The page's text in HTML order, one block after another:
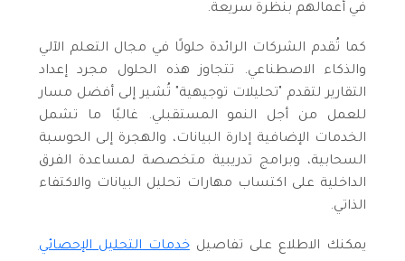
في أعمالهم بنظرة سريعة.
كما تُقدم الشركات الرائدة حلولًا في مجال التعلم الآلي
والذكاء الاصطناعي. تتجاوز هذه الحلول مجرد إعداد
التقارير لتقدم "تحليلات توجيهية" تُشير إلى أفضل مسار
للعمل من أجل النمو المستقبلي. غالبًا ما تشمل
الخدمات الإضافية إدارة البيانات، والهجرة إلى الحوسبة
السحابية، وبرامج تدريبية متخصصة لمساعدة الفرق
الداخلية على اكتساب مهارات تحليل البيانات والاكتفاء
الذاتي.
يمكنك الاطلاع على تفاصيلخدمات التحليل الإحصائي